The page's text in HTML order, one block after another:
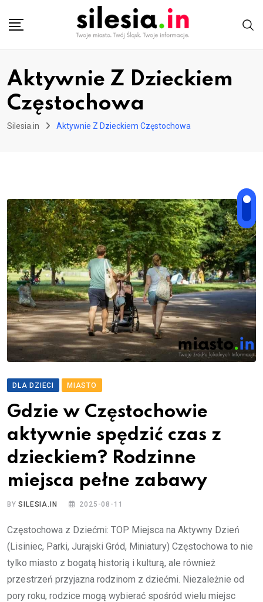
Aktywnie Z Dzieckiem
Częstochowa
Silesia.in Aktywnie Z Dzieckiem Częstochowa
DLA DZIECI MIASTO
Gdzie w Częstochowie
aktywnie spędzić czas z
dzieckiem? Rodzinne
miejsca pełne zabawy
BYSILESIA.IN 2025-08-11
Częstochowa z Dziećmi: TOP Miejsca na Aktywny Dzień
(Lisiniec, Parki, Jurajski Gród, Miniatury) Częstochowa to nie
tylko miasto z bogatą historią i kulturą, ale również
przestrzeń przyjazna rodzinom z dziećmi. Niezależnie od
pory roku, rodzice mogą wybierać spośród wielu miejsc